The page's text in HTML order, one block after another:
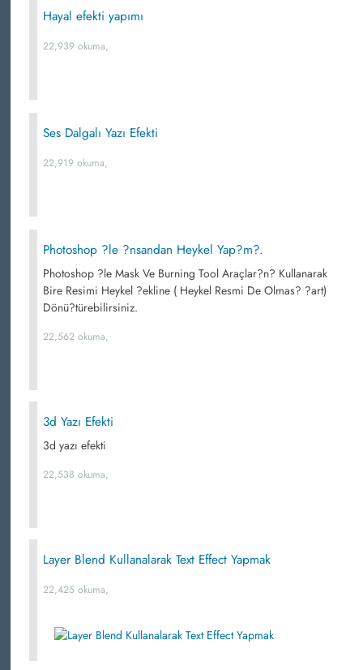
Hayal efekti yapımı
22,939 okuma,
Ses Dalgalı Yazı Efekti
22,919 okuma,
Photoshop ?le ?nsandan Heykel Yap?m?.
Photoshop ?le Mask Ve Burning Tool Araçlar?n? Kullanarak
Bire Resimi Heykel ?ekline ( Heykel Resmi De Olmas? ?art)
Dönü?türebilirsiniz.
22,562 okuma,
3d Yazı Efekti
3d yazı efekti
22,538 okuma,
Layer Blend Kullanalarak Text Effect Yapmak
22,425 okuma,